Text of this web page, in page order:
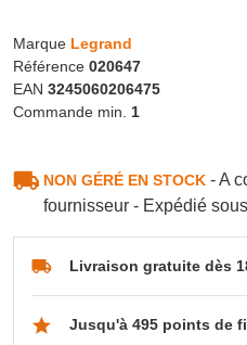
Marque Legrand
Référence 020647
EAN 3245060206475
Commande min. 1
NON GÉRÉ EN STOCK- A
fournisseur - Expédié
Livraison gratuite dès
Jusqu'à 495 points de